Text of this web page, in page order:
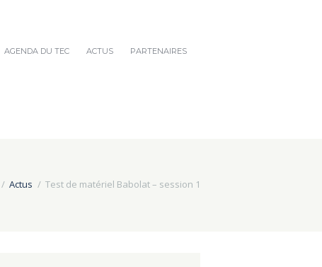
AGENDA DU TEC ACTUS PARTENAIRES
Actus Test de matériel Babolat – session 1